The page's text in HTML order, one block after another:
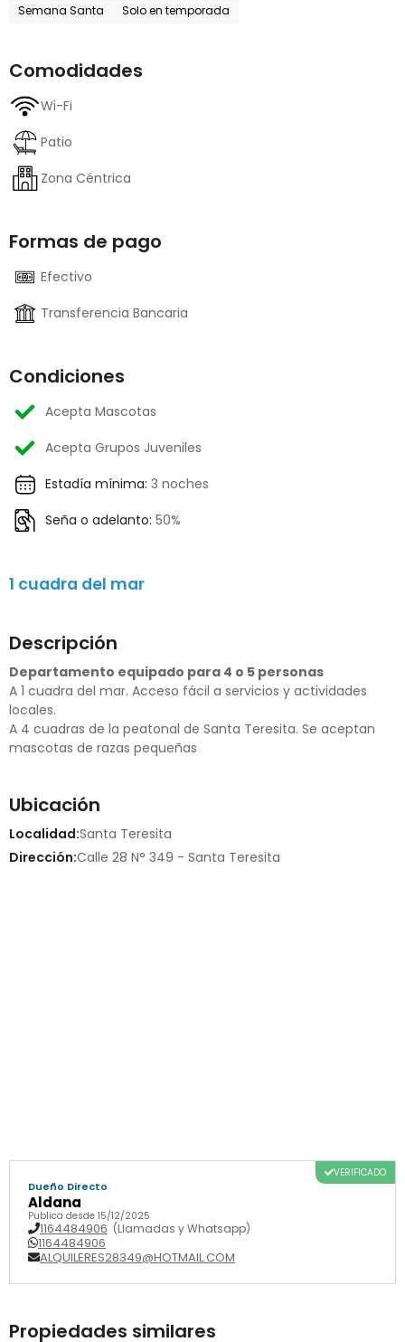
Semana Santa Solo en temporada
Comodidades
Wi-Fi
Patio
Zona Céntrica
Formas de pago
Efectivo
Transferencia Bancaria
Condiciones
Acepta Mascotas
Acepta Grupos Juveniles
Estadía mínima: 3 noches
Seña o adelanto: 50%
1 cuadra del mar
Descripción
Departamento equipado para 4 o 5 personas
A 1 cuadra del mar. Acceso fácil a servicios y actividades
locales.
A 4 cuadras de la peatonal de Santa Teresita. Se aceptan
mascotas de razas pequeñas
Ubicación
Localidad:Santa Teresita
Dirección:Calle 28 N° 349 - Santa Teresita
Dueño Directo
Aldana
Publica desde 15/12/2025
1164484906 (Llamadas y Whatsapp)
1164484906
ALQUILERES28349@HOTMAIL.COM
VERIFICADO
Propiedades similares